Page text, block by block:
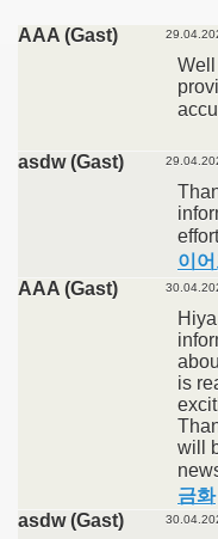
AAA (Gast)
asdw (Gast)
이
AAA (Gast)
is
will
금화
asdw (Gast)